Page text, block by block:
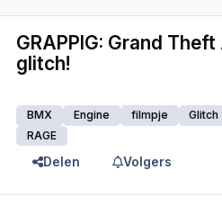
GRAPPIG: Grand
glitch!
BMX Engine filmpje Glitch
RAGE
Delen Volgers